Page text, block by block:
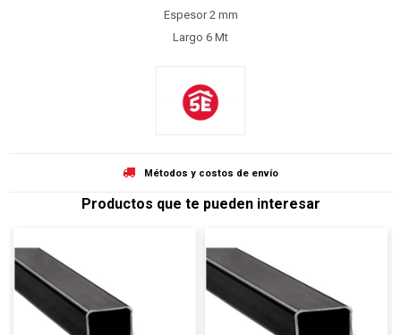
Espesor 2 mm
Largo 6 Mt
Métodos y costos de envío
Productos que te pueden interesar